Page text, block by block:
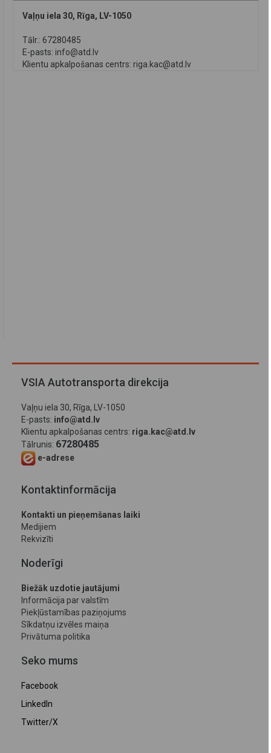
Vaļņu iela 30, Rīga, LV-1050
Tālr.: 67280485
E-pasts: info@atd.lv
Klientu apkalpošanas centrs: riga.kac@atd.lv
VSIA Autotransporta direkcija
Vaļņu iela 30, Rīga, LV-1050
E-pasts: info@atd.lv
Klientu apkalpošanas centrs: riga.kac@atd.lv
Tālrunis: 67280485
e-adrese
Kontaktinformācija
Kontakti un pieņemšanas laiki
Medijiem
Rekvizīti
Noderīgi
Biežāk uzdotie jautājumi
Informācija par valstīm
Piekļūstamības paziņojums
Sīkdatņu izvēles maiņa
Privātuma politika
Seko mums
Facebook
LinkedIn
Twitter/X